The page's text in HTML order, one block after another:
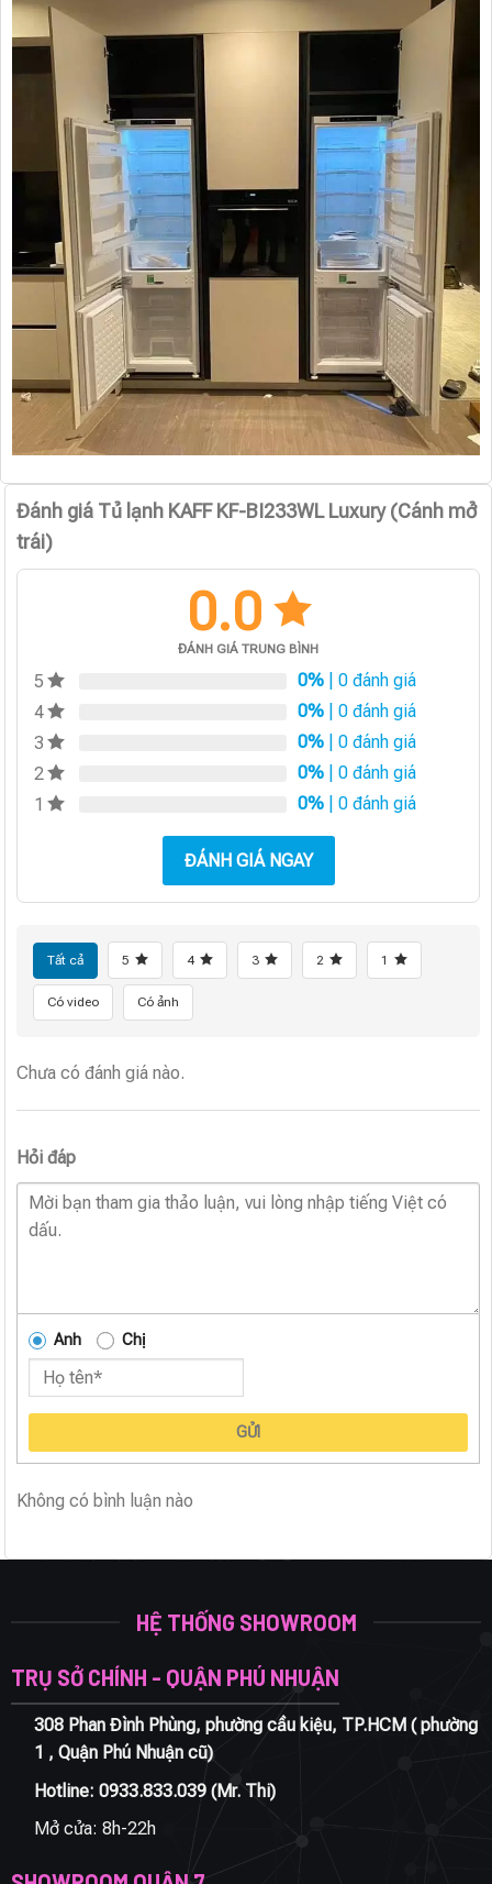
Đánh giá Tủ lạnh KAFF KF-BI233WL Luxury (Cánh mở
trái)
0.0
ĐÁNH GIÁ TRUNG BÌNH
5 0% | 0 đánh giá
4
0% | 0 đánh giá
3
0% | 0 đánh giá
2
0% | 0 đánh giá
1
0% | 0 đánh giá
ĐÁNH GIÁ NGAY
Tất cả 5 4 3 2 1
Có video Có ảnh
Chưa có đánh giá nào.
Hỏi đáp
Anh Chị
GỬI
Không có bình luận nào
HỆ THỐNG SHOWROOM
TRỤ SỞ CHÍNH - QUẬN PHÚ NHUẬN
308 Phan Đình Phùng, phường cầu kiệu, TP.HCM ( phường
1 , Quận Phú Nhuận cũ)
Hotline: 0933.833.039(Mr. Thi)
Mở cửa: 8h-22h